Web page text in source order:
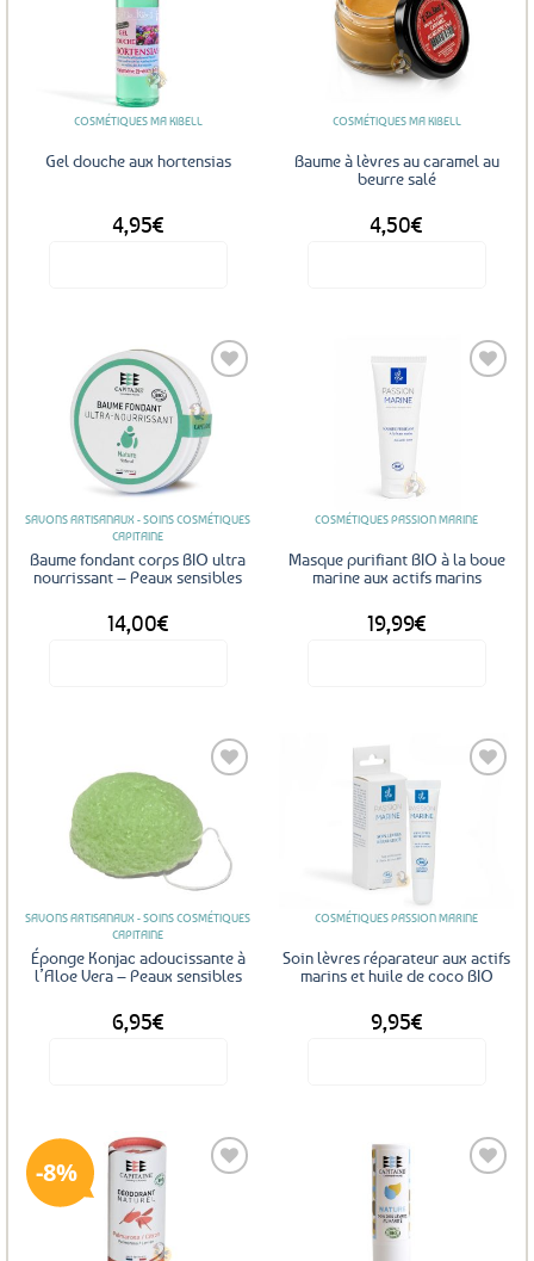
COSMÉTIQUES MA KIBELL
Gel douche aux hortensias
4,95€
Ajouter
aux
favoris
COSMÉTIQUES MA KIBELL
Baume à lèvres au caramel au
beurre salé
4,50€
Ajouter
SAVONS ARTISANAUX - SOINS COSMÉTIQUES
CAPITAINE
Baume fondant corps BIO ultra
nourrissant – Peaux sensibles
14,00€
COSMÉTIQUES PASSION MARINE
Masque purifiant BIO à la boue
marine aux actifs marins
19,99€
Ajouter
aux
favoris
SAVONS ARTISANAUX - SOINS COSMÉTIQUES
CAPITAINE
Éponge Konjac adoucissante à
l’Aloe Vera – Peaux sensibles
6,95€
COSMÉTIQUES PASSION MARINE
Soin lèvres réparateur aux actifs
marins et huile de coco BIO
9,95€
8%